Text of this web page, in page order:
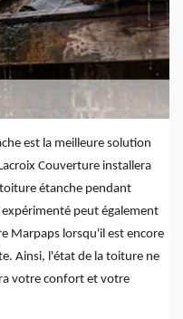
est la meilleure solution
Couverture installera
étanche pendant
peut également
Marpaps lorsqu'il est encore
Ainsi, l'état de la toiture ne
votre confort et votre